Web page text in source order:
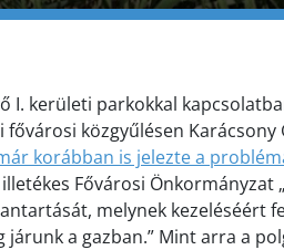
I. kerületi parkokkal
közgyűlésen
korábban is jelezte a
Fővárosi Önkormányzat
melynek kezeléséért
a gazban.” Mint arra a